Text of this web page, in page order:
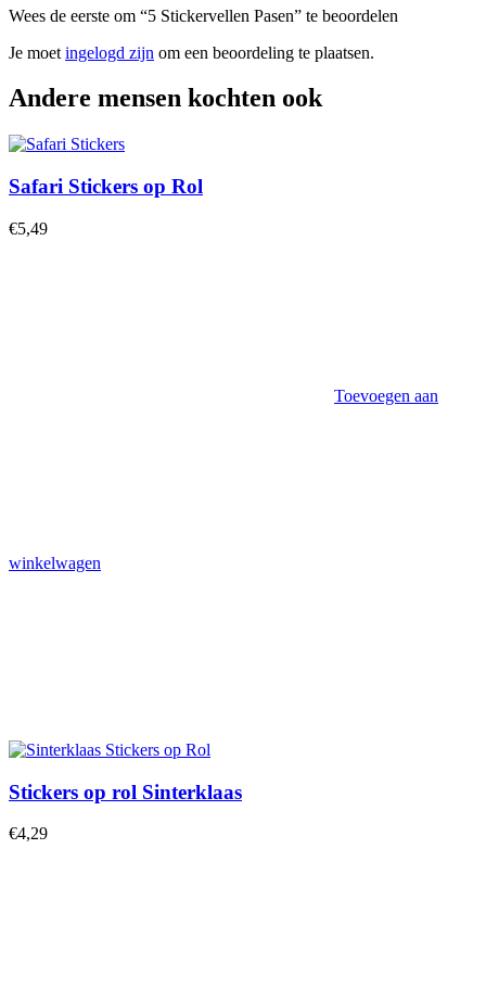
Wees de eerste om “5 Stickervellen Pasen” te beoordelen
Je moet ingelogd zijn om een beoordeling te plaatsen.
Andere mensen kochten ook
Safari Stickers op Rol
€5,49
Toevoegen aan
winkelwagen
Stickers op rol Sinterklaas
€4,29